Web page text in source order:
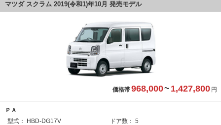
マツダ スクラム 2019(令和1)年10月 発売モデル
価格帯968,000~ 1,427,800 円
ＰＡ
型式：
HBD-DG17V ドア数： 5